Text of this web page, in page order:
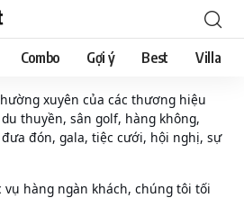
Combo Gợi ý Best Villa
xuyên của các thương hiệu
thuyền, sân golf, hàng không,
đón, gala, tiệc cưới, hội nghị, sự
hàng ngàn khách, chúng tôi tối